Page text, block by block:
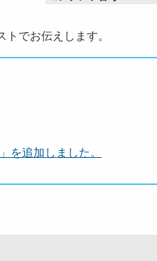
でお伝えします。
を追加しました。